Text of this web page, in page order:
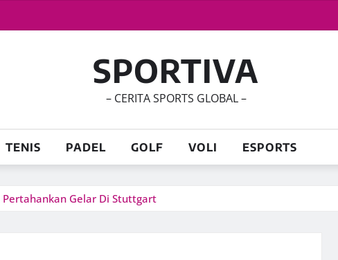
SPORTIVA
– CERITA SPORTS GLOBAL –
TENIS PADEL GOLF VOLI ESPORTS
Gelar Di Stuttgart